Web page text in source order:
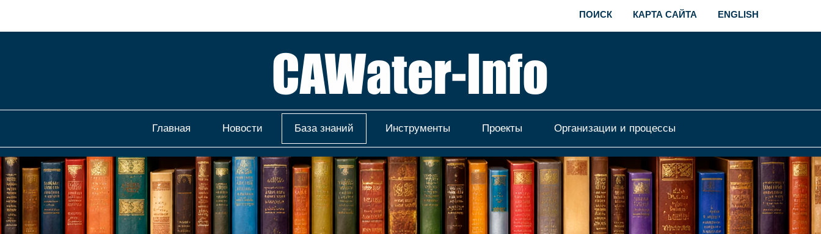
ПОИСК КАРТА САЙТА ENGLISH
Главная Новости База знаний Инструменты Проекты Организации и процессы